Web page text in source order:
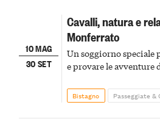
10 MAG
30 SET
Cavalli, natura e
Monferrato
Un soggiorno speciale
e provare le avventure
Bistagno Passeggiate &